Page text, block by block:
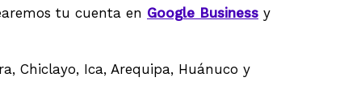
tu cuenta en Google Business y
Chiclayo, Ica, Arequipa, Huánuco y